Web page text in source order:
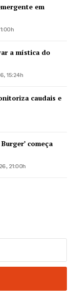
em
a mística do
15:24h
caudais e
começa
21:00h